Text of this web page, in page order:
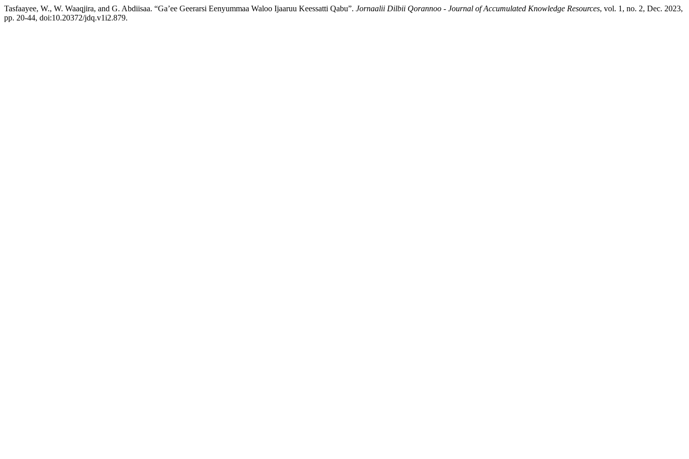
Tasfaayee, W., W. Waaqjira, and G. Abdiisaa. “Ga’ee Geerarsi Eenyummaa Waloo Ijaaruu Keessatti Qabu”. Jornaalii Dilbii Qorannoo - Journal of Accumulated Knowledge Resources, vol. 1, no. 2, Dec. 2023,
pp. 20-44, doi:10.20372/jdq.v1i2.879.